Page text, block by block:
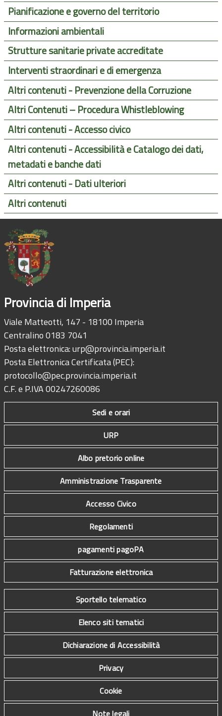
Pianificazione e governo del territorio
Informazioni ambientali
Strutture sanitarie private accreditate
Interventi straordinari e di emergenza
Altri contenuti - Prevenzione della Corruzione
Altri Contenuti – Procedura Whistleblowing
Altri contenuti - Accesso civico
Altri contenuti - Accessibilità e Catalogo dei dati,
metadati e banche dati
Altri contenuti - Dati ulteriori
Altri contenuti
Provincia di Imperia
Viale Matteotti, 147 - 18100 Imperia
Centralino 0183 7041
Posta elettronica:urp@provincia.imperia.it
Posta Elettronica Certificata (PEC):
protocollo@pec.provincia.imperia.it
C.F. e P.IVA 00247260086
Sedi e orari
URP
Albo pretorio online
Amministrazione Trasparente
Accesso Civico
Regolamenti
pagamenti pagoPA
Fatturazione elettronica
Sportello telematico
Elenco siti tematici
Dichiarazione di Accessibilità
Privacy
Cookie
Note legali